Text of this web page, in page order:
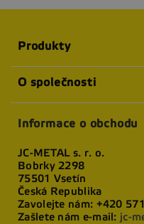
Produkty
O společnosti
Informace o obchodu
JC-METAL s. r. o.
Bobrky 2298
75501 Vsetín
Česká Republika
Zavolejte nám: +420
Zašlete nám e-mail: jc-